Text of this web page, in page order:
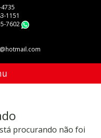
1151
7602
procurando não foi